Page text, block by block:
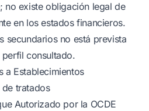
no existe obligación legal de
en los estados financieros.
secundarios no está prevista
consultado.
a Establecimientos
de tratados
Autorizado por la OCDE